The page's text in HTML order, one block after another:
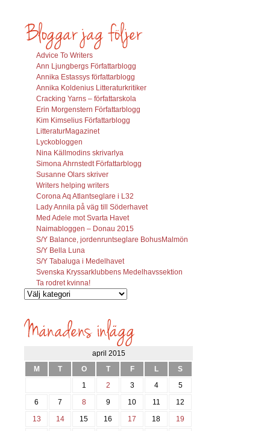
Advice To Writers
Ann Ljungbergs Författarblogg
Annika Estassys författarblogg
Annika Koldenius Litteraturkritiker
Cracking Yarns – författarskola
Erin Morgenstern Författarblogg
Kim Kimselius Författarblogg
LitteraturMagazinet
Lyckobloggen
Nina Källmodins skrivarlya
Simona Ahrnstedt Författarblogg
Susanne Olars skriver
Writers helping writers
Corona Aq Atlantseglare i L32
Lady Annila på väg till Söderhavet
Med Adele mot Svarta Havet
Naimabloggen – Donau 2015
S/Y Balance, jordenruntseglare BohusMalmön
S/Y Bella Luna
S/Y Tabaluga i Medelhavet
Svenska Kryssarklubbens Medelhavssektion
Ta rodret kvinna!
Vilka
söks?
april 2015
M
T O T F L
S
1
2 3 4
5
6
7 8 9 10 11
12
13
14 15 16 17 18
19